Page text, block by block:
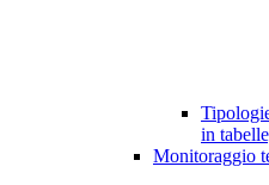
in
Monitoraggio